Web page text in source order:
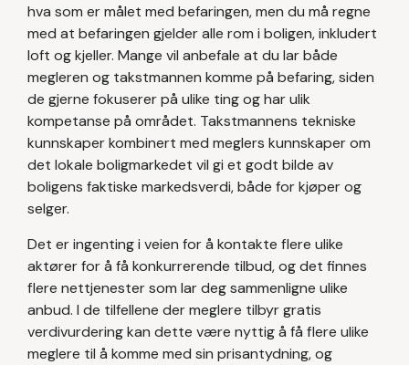
hva som er målet med befaringen, men du må regne
med at befaringen gjelder alle rom i boligen, inkludert
loft og kjeller. Mange vil anbefale at du lar både
megleren og takstmannen komme på befaring, siden
de gjerne fokuserer på ulike ting og har ulik
kompetanse på området. Takstmannens tekniske
kunnskaper kombinert med meglers kunnskaper om
det lokale boligmarkedet vil gi et godt bilde av
boligens faktiske markedsverdi, både for kjøper og
selger.
Det er ingenting i veien for å kontakte flere ulike
aktører for å få konkurrerende tilbud, og det finnes
flere nettjenester som lar deg sammenligne ulike
anbud. I de tilfellene der meglere tilbyr gratis
verdivurdering kan dette være nyttig å få flere ulike
meglere til å komme med sin prisantydning, og